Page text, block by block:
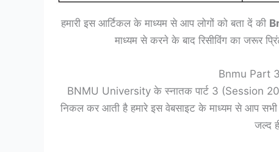
हमारी इस आर्टिकल के माध्यम से आप लोगों को बता दें की
माध्यम से करने के बाद रिसीविंग का जरूर
Bnmu Part
BNMU University के स्नातक पार्ट 3 (Session
निकल कर आती है हमारे इस वेबसाइट के माध्यम से आप सभी को
जल्द